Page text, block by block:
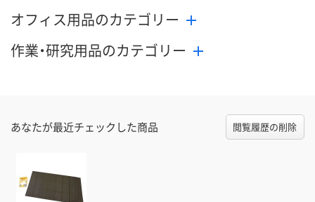
オフィス用品のカテゴリー
作業・研究用品のカテゴリー
あなたが最近チェックした商品 閲覧履歴の削除